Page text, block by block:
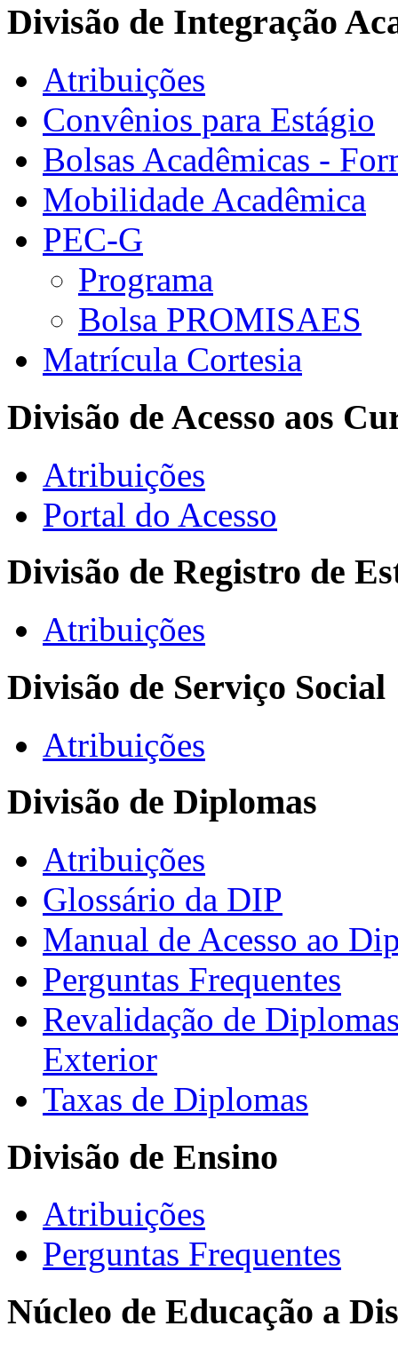
Divisão de Integração
Atribuições
Convênios para Estágio
Bolsas Acadêmicas -
Mobilidade Acadêmica
PEC-G
Programa
Bolsa PROMISAES
Matrícula Cortesia
Divisão de Acesso aos
Atribuições
Portal do Acesso
Divisão de Registro de
Atribuições
Divisão de Serviço Social
Atribuições
Divisão de Diplomas
Atribuições
Glossário da DIP
Manual de Acesso ao
Perguntas Frequentes
Revalidação de
Exterior
Taxas de Diplomas
Divisão de Ensino
Atribuições
Perguntas Frequentes
Núcleo de Educação a